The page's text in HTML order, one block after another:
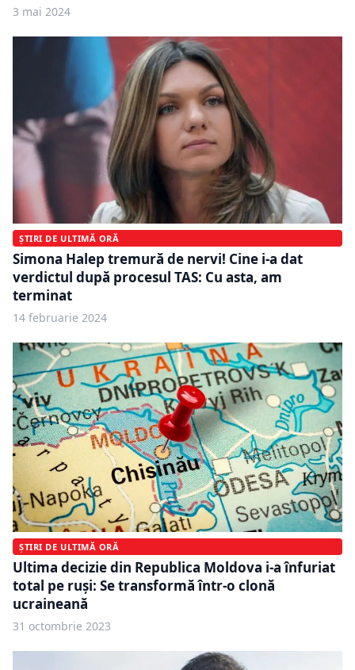
3 mai 2024
ȘTIRI DE ULTIMĂ ORĂ
Simona Halep tremură de nervi! Cine i-a dat
verdictul după procesul TAS: Cu asta, am
terminat
14 februarie 2024
ȘTIRI DE ULTIMĂ ORĂ
Ultima decizie din Republica Moldova i-a înfuriat
total pe ruși: Se transformă într-o clonă
ucraineană
31 octombrie 2023